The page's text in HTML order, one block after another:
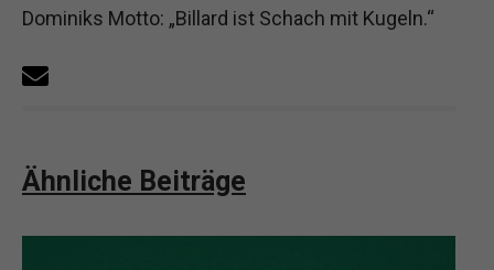
Dominiks Motto: „Billard ist Schach mit Kugeln.“
Ähnliche Beiträge